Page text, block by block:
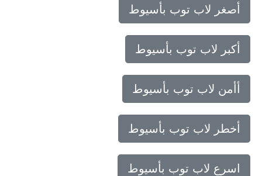
أصغر لاب توب بأسيوط
أكبر لاب توب بأسيوط
أأمن لاب توب بأسيوط
أخطر لاب توب بأسيوط
اسرع لاب توب بأسيوط